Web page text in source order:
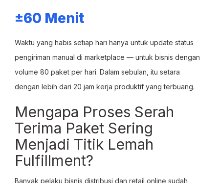
±60 Menit
Waktu yang habis setiap hari hanya untuk update status
pengiriman manual di marketplace — untuk bisnis dengan
volume 80 paket per hari. Dalam sebulan, itu setara
dengan lebih dari 20 jam kerja produktif yang terbuang.
Mengapa Proses Serah
Terima Paket Sering
Menjadi Titik Lemah
Fulfillment?
Banyak pelaku bisnis distribusi dan retail online sudah